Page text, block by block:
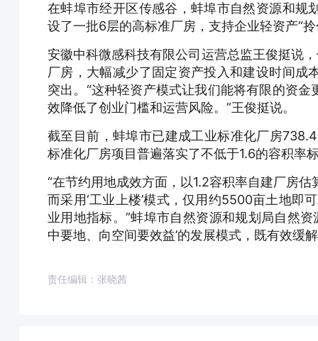
在蚌埠市经开区传感谷，蚌埠市自然资源和规
设了一批6层的高标准厂房，支持企业轻资产“
安徽中科微感科技有限公司运营总监王俊挺说
厂房，大幅减少了固定资产投入和建设时间成
突出。“这种轻资产模式让我们能将有限的资
效降低了创业门槛和运营风险。”王俊挺说。
截至目前，蚌埠市已建成工业标准化厂房
标准化厂房项目普遍落实了不低于1.6的容积率
“在节约用地成效方面，以1.2容积率自建厂房
而采用‘工业上楼’模式，仅用约5500亩土地
业用地指标。”蚌埠市自然资源和规划局自然
中要地、向空间要效益’的发展模式，既有效缓
责任编辑：张晓茜